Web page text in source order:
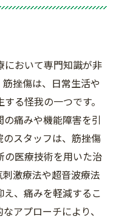
において専門知識が非
挫傷は、日常生活や
る怪我の一つです。
痛みや機能障害を引
スタッフは、筋挫傷
の医療技術を用いた治
激療法や超音波療法
、痛みを軽減するこ
アプローチにより、